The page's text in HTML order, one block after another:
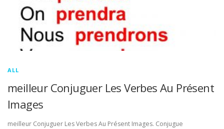
ALL
meilleur Conjuguer Les Verbes Au Présent
Images
meilleur Conjuguer Les Verbes Au Présent Images. Conjugue